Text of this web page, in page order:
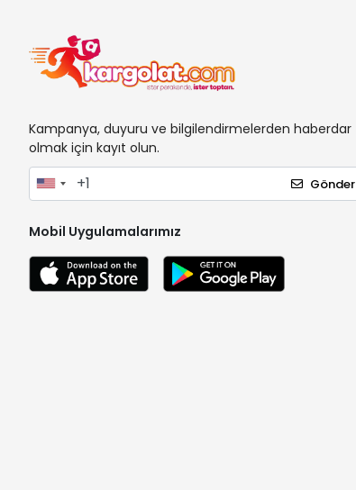
Kampanya, duyuru ve bilgilendirmelerden haberdar
olmak için kayıt olun.
Gönder
Mobil Uygulamalarımız